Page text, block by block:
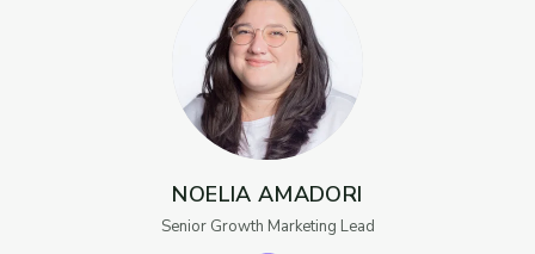
NOELIA AMADORI
Senior Growth Marketing Lead